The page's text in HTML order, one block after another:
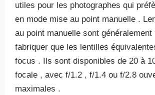
utiles pour les photographes qui
en mode mise au point manuelle .
au point manuelle sont
fabriquer que les lentilles
focus . Ils sont disponibles de 20 à
focale , avec f/1.2 , f/1.4 ou f/2.8
maximales .